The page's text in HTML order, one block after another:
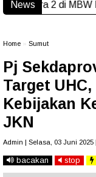
News
International
Home Sumut
Pj
Target
Kebijakan
JKN
Admin | Selasa, 03 Juni 2025
bacakan stop